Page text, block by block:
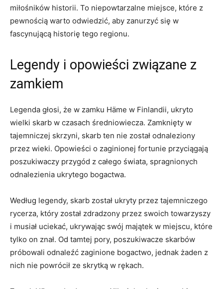
miłośników historii. To ⁣niepowtarzalne miejsce, które z
pewnością warto odwiedzić, aby zanurzyć się w
fascynującą historię⁢ tego ⁢regionu.
Legendy i opowieści ⁣związane z
zamkiem
Legenda głosi, że w ⁣zamku Häme w‌ Finlandii, ukryto
wielki skarb w‍ czasach średniowiecza.​ Zamknięty⁢ w
tajemniczej skrzyni, skarb ten nie został‍ odnaleziony
przez wieki. Opowieści ⁣o zaginionej ‍fortunie przyciągają
poszukiwaczy przygód z całego świata, ⁤spragnionych
odnalezienia ukrytego⁣ bogactwa.
Według legendy,‌ skarb‍ został ukryty przez tajemniczego
rycerza, który został ‌zdradzony ​przez swoich towarzyszy‍
i musiał uciekać, ukrywając swój majątek w miejscu, które
tylko on znał. Od tamtej pory, poszukiwacze skarbów
próbowali odnaleźć zaginione⁣ bogactwo, jednak żaden z
nich nie ⁤powrócił ze skrytką w rękach.